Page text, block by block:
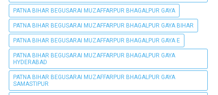
PATNA BIHAR BEGUSARAI MUZAFFARPUR BHAGALPUR GAYA
PATNA BIHAR BEGUSARAI MUZAFFARPUR BHAGALPUR GAYA BIHAR
PATNA BIHAR BEGUSARAI MUZAFFARPUR BHAGALPUR GAYA E
PATNA BIHAR BEGUSARAI MUZAFFARPUR BHAGALPUR GAYA
HYDERABAD
PATNA BIHAR BEGUSARAI MUZAFFARPUR BHAGALPUR GAYA
SAMASTIPUR